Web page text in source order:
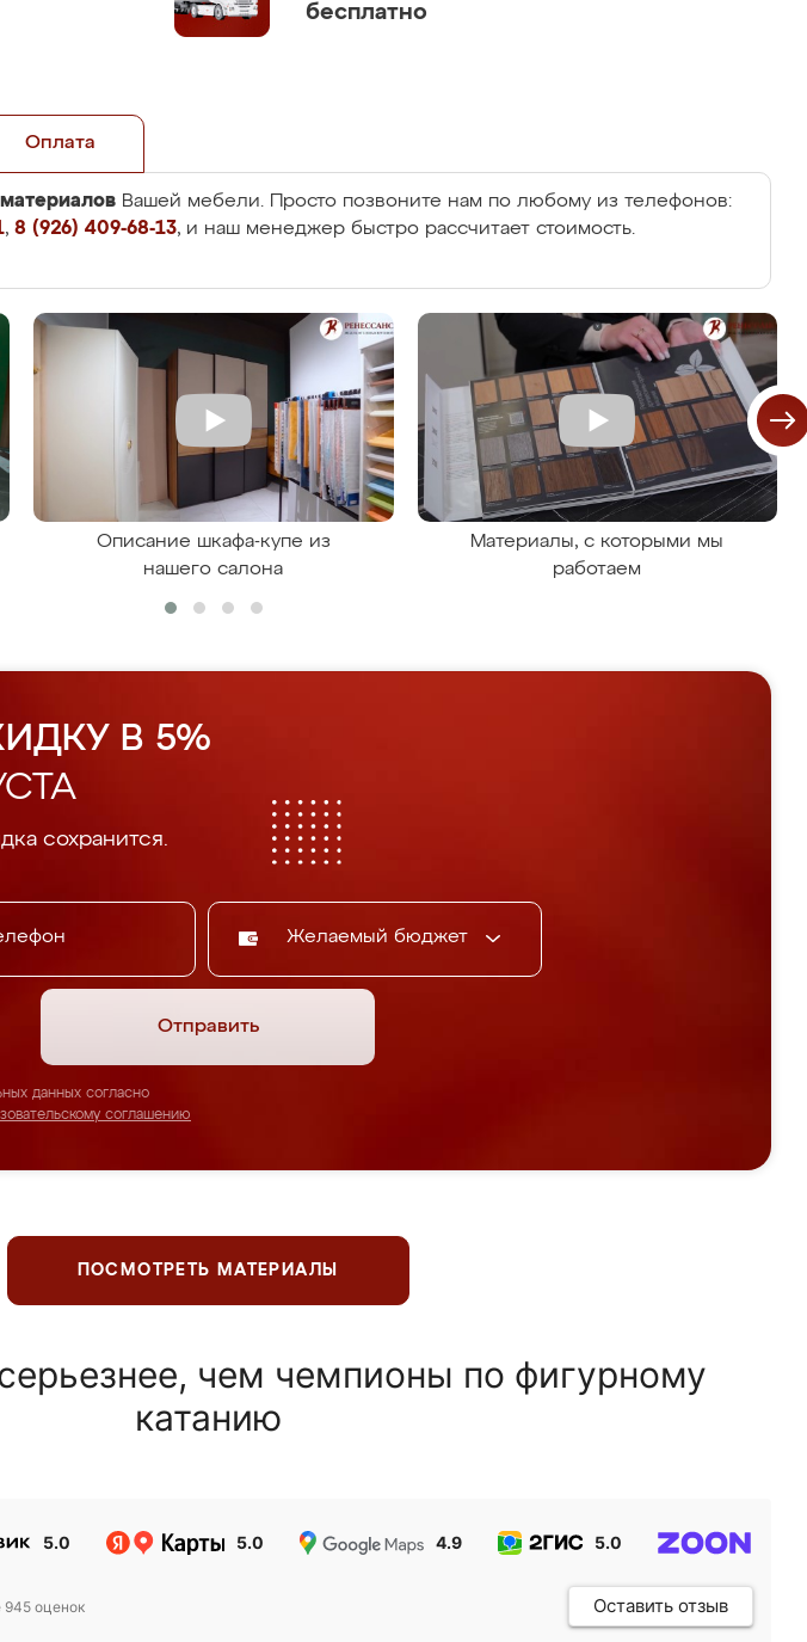
бесплатно
Оплата
Вашей мебели. Просто позвоните нам по любому из телефонов:
, 8 (926) 409-68-13, и наш менеджер быстро рассчитает стоимость.
Описание шкафа-купе из
нашего салона
Материалы, с которыми мы
работаем
В 5%
сохранится.
Желаемый бюджет
Отправить
данных согласно
соглашению
ПОСМОТРЕТЬ МАТЕРИАЛЫ
чем чемпионы по фигурному
катанию
5.0 5.0 4.9 5.0
945 оценок Оставить отзыв